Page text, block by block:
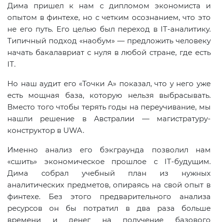
Дима пришел к нам с дипломом экономиста и
опытом в финтехе, но с четким осознанием, что это
не его путь. Его целью был переход в IT-аналитику.
Типичный подход «наобум» — предложить человеку
начать бакалавриат с нуля в любой стране, где есть
IT.
Но наш аудит его «Точки А» показал, что у него уже
есть мощная база, которую нельзя выбрасывать.
Вместо того чтобы терять годы на переучивание, мы
нашли решение в Австралии — магистратуру-
конструктор в UWA.
Именно анализ его бэкграунда позволил нам
«сшить» экономическое прошлое с IT-будущим.
Дима собрал учебный план из нужных
аналитических предметов, опираясь на свой опыт в
финтехе. Без этого предварительного анализа
ресурсов он бы потратил в два раза больше
времени и денег на получение базового